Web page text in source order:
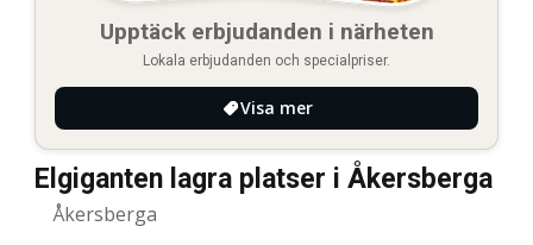
Upptäck erbjudanden i närheten
Lokala erbjudanden och specialpriser.
Visa mer
Elgiganten lagra platser i Åkersberga
Åkersberga